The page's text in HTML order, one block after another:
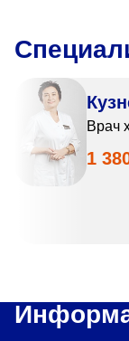
Врач
1